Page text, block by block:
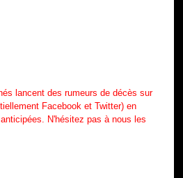
lancent des rumeurs de décès sur
Facebook et Twitter) en
N'hésitez pas à nous les